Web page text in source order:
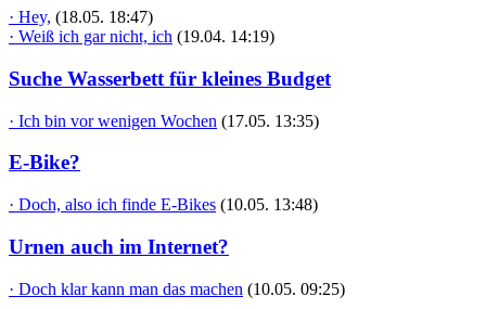
· Hey, (18.05. 18:47)
· Weiß ich gar nicht, ich (19.04. 14:19)
Suche Wasserbett für kleines Budget
· Ich bin vor wenigen Wochen (17.05. 13:35)
E-Bike?
· Doch, also ich finde E-Bikes (10.05. 13:48)
Urnen auch im Internet?
· Doch klar kann man das machen (10.05. 09:25)